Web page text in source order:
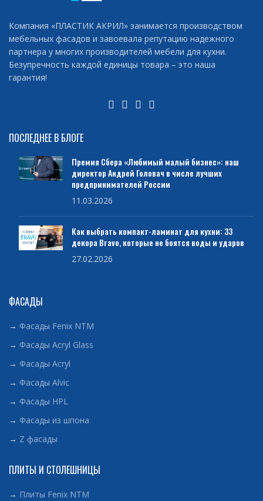
Компания «ПЛАСТИК АКРИЛ» занимается производством
мебельных фасадов и завоевала репутацию надежного
партнера у многих производителей мебели для кухни.
Безупречность каждой единицы товара – это наша
гарантия!
ПОСЛЕДНЕЕ В БЛОГЕ
Премия Сбера «Любимый малый бизнес»: наш
директор Андрей Головач в числе лучших
предпринимателей России
11.03.2026
Как выбрать компакт-ламинат для кухни: 33
декора Bravo, которые не боятся воды и ударов
27.02.2026
ФАСАДЫ
→ Фасады Fenix NTM
→ Фасады Acryl Glass
→ Фасады Acryl
→ Фасады Alvic
→ Фасады HPL
→ Фасады из шпона
→ Z фасады
ПЛИТЫ И СТОЛЕШНИЦЫ
→ Плиты Fenix NTM